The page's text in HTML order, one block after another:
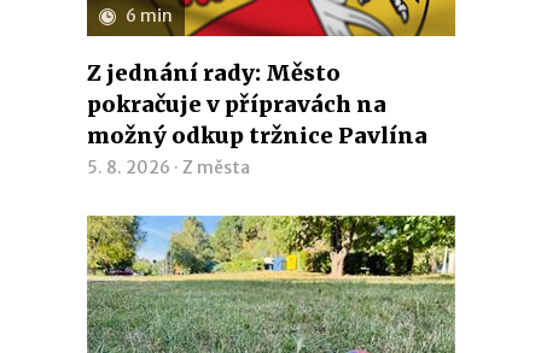
6 min
Z jednání rady: Město
pokračuje v přípravách na
možný odkup tržnice Pavlína
5. 8. 2026 · Z města